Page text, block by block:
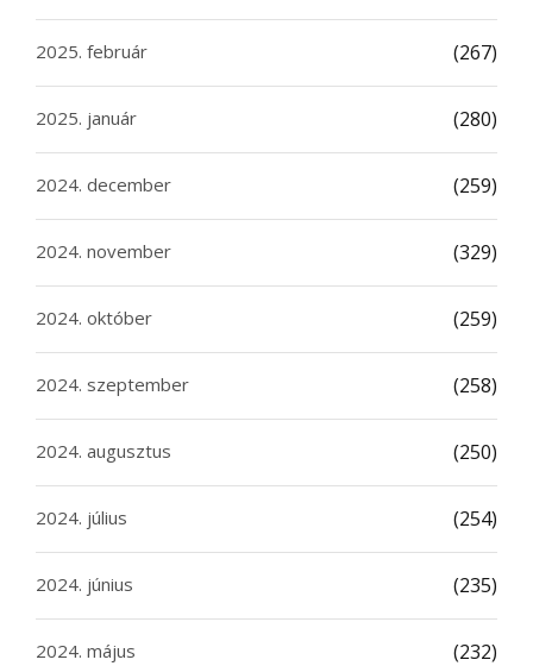
2025. február (267)
2025. január (280)
2024. december (259)
2024. november (329)
2024. október (259)
2024. szeptember (258)
2024. augusztus (250)
2024. július (254)
2024. június (235)
2024. május (232)